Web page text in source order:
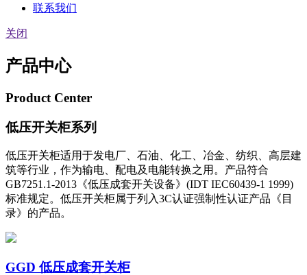
联系我们
关闭
产品中心
Product Center
低压开关柜系列
低压开关柜适用于发电厂、石油、化工、冶金、纺织、高层建
筑等行业，作为输电、配电及电能转换之用。产品符合
GB7251.1-2013《低压成套开关设备》(IDT IEC60439-1 1999)
标准规定。低压开关柜属于列入3C认证强制性认证产品《目
录》的产品。
GGD 低压成套开关柜